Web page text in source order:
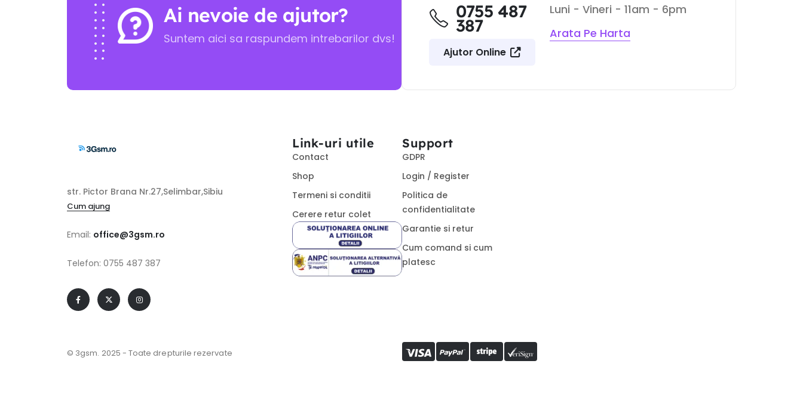
Ai nevoie de ajutor?
Suntem aici sa raspundem intrebarilor dvs!
0755 487
387
Ajutor Online
Luni - Vineri - 11am - 6pm
Arata Pe Harta
str. Pictor Brana Nr.27,Selimbar,Sibiu
Cum ajung
Email: office@3gsm.ro
Telefon: 0755 487 387
Link-uri utile
Contact
Shop
Termeni si conditii
Cerere retur colet
Support
GDPR
Login / Register
Politica de
confidentialitate
Garantie si retur
Cum comand si cum
platesc
© 3gsm. 2025 - Toate drepturile rezervate